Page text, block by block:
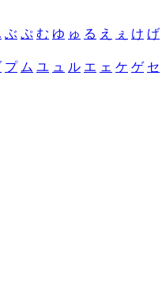
ぶ ぷ む ゆ ゅ る え ぇ け げ
プ ム ユ ュ ル エ ェ ケ ゲ セ